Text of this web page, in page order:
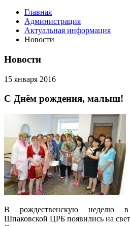
Главная
Администрация
Актуальная информация
Новости
Новости
15 января 2016
С Днём рождения, малыш!
В рождественскую неделю в
Шпаковской ЦРБ появились на